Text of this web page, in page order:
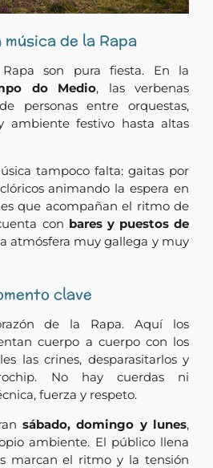
de la Rapa
son pura fiesta. En la
do Medio, las verbenas
personas entre orquestas,
ambiente festivo hasta altas
tampoco falta: gaitas por
animando la espera en
que acompañan el ritmo de
con bares y puestos de
atmósfera muy gallega y muy
clave
de la Rapa. Aquí los
cuerpo a cuerpo con los
las crines, desparasitarlos y
No hay cuerdas ni
fuerza y respeto.
sábado, domingo y lunes,
ambiente. El público llena
marcan el ritmo y la tensión